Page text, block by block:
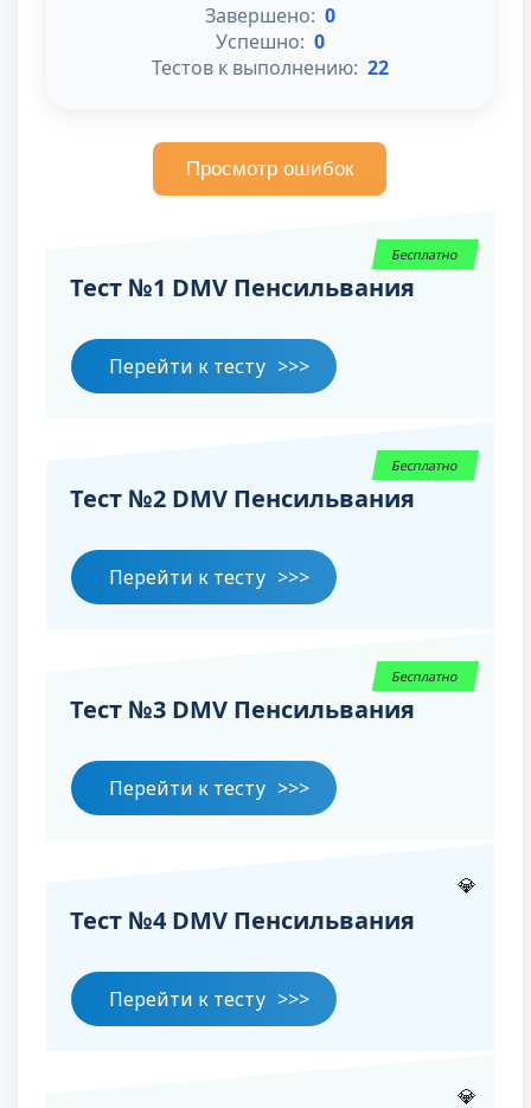
Завершено: 0
Успешно: 0
Тестов к выполнению: 22
Просмотр ошибок
Бесплатно
Тест №1 DMV Пенсильвания
Перейти к тесту
Бесплатно
Тест №2 DMV Пенсильвания
Перейти к тесту
Бесплатно
Тест №3 DMV Пенсильвания
Перейти к тесту
💎
Тест №4 DMV Пенсильвания
Перейти к тесту
💎